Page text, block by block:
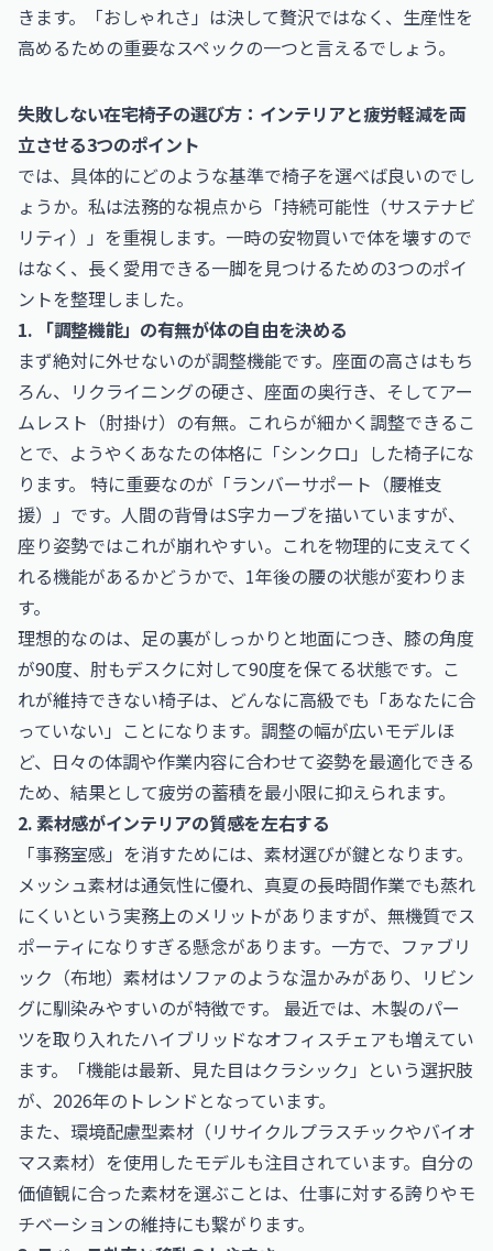
きます。「おしゃれさ」は決して贅沢ではなく、生産性を
高めるための重要なスペックの一つと言えるでしょう。
失敗しない在宅椅子の選び方：インテリアと疲労軽減を両
立させる3つのポイント
では、具体的にどのような基準で椅子を選べば良いのでし
ょうか。私は法務的な視点から「持続可能性（サステナビ
リティ）」を重視します。一時の安物買いで体を壊すので
はなく、長く愛用できる一脚を見つけるための3つのポイ
ントを整理しました。
1. 「調整機能」の有無が体の自由を決める
まず絶対に外せないのが調整機能です。座面の高さはもち
ろん、リクライニングの硬さ、座面の奥行き、そしてアー
ムレスト（肘掛け）の有無。これらが細かく調整できるこ
とで、ようやくあなたの体格に「シンクロ」した椅子にな
ります。 特に重要なのが「ランバーサポート（腰椎支
援）」です。人間の背骨はS字カーブを描いていますが、
座り姿勢ではこれが崩れやすい。これを物理的に支えてく
れる機能があるかどうかで、1年後の腰の状態が変わりま
す。
理想的なのは、足の裏がしっかりと地面につき、膝の角度
が90度、肘もデスクに対して90度を保てる状態です。こ
れが維持できない椅子は、どんなに高級でも「あなたに合
っていない」ことになります。調整の幅が広いモデルほ
ど、日々の体調や作業内容に合わせて姿勢を最適化できる
ため、結果として疲労の蓄積を最小限に抑えられます。
2. 素材感がインテリアの質感を左右する
「事務室感」を消すためには、素材選びが鍵となります。
メッシュ素材は通気性に優れ、真夏の長時間作業でも蒸れ
にくいという実務上のメリットがありますが、無機質でス
ポーティになりすぎる懸念があります。一方で、ファブリ
ック（布地）素材はソファのような温かみがあり、リビン
グに馴染みやすいのが特徴です。 最近では、木製のパー
ツを取り入れたハイブリッドなオフィスチェアも増えてい
ます。「機能は最新、見た目はクラシック」という選択肢
が、2026年のトレンドとなっています。
また、環境配慮型素材（リサイクルプラスチックやバイオ
マス素材）を使用したモデルも注目されています。自分の
価値観に合った素材を選ぶことは、仕事に対する誇りやモ
チベーションの維持にも繋がります。